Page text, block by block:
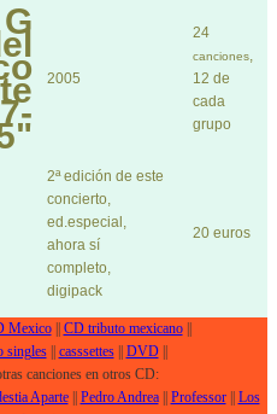
2005
24
canciones,
12 de
cada
grupo
2ª edición de este
concierto,
ed.especial,
ahora sí
completo,
digipack
20 euros
Mexico|| CD tributo mexicano||
singles|| casssettes|| DVD||
canciones en otros CD:
Aparte|| Pedro Andrea|| Professor|| Los